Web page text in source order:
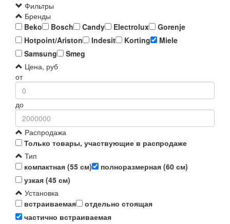
Фильтры
Бренды
Beko
Bosch Candy Electrolux
Gorenje
Hotpoint/Ariston
Indesit Korting
Miele
Samsung
Smeg
Цена, руб
от
до
Распродажа
Только товары, участвующие в распродаже
Тип
компактная (55 см)
полноразмерная (60 см)
узкая (45 см)
Установка
встраиваемая
отдельно стоящая
частично встраиваемая